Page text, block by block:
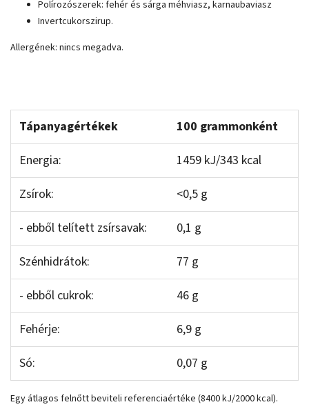
Polírozószerek: fehér és sárga méhviasz, karnaubaviasz
Invertcukorszirup.
Allergének: nincs megadva.
Tápanyagértékek
100 grammonként
Energia:
1459 kJ/343 kcal
Zsírok:
<0,5 g
- ebből telített zsírsavak:
0,1 g
Szénhidrátok:
77 g
- ebből cukrok:
46 g
Fehérje:
6,9 g
Só:
0,07 g
Egy átlagos felnőtt beviteli referenciaértéke (8400 kJ/2000 kcal).